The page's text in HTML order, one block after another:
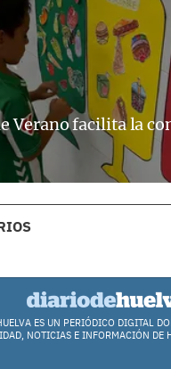
Verano facilita la
ES UN PERIÓDICO DIGITAL
NOTICIAS E INFORMACIÓN DE